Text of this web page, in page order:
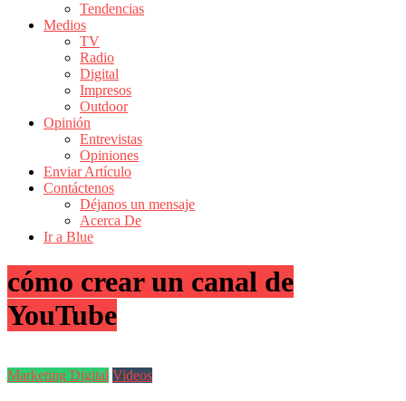
Actualidad
Mercadeo
Colombia
Revistas
Actualidad
Colombia
Revista
iBlue
Marketing
|
Magazine
Mercadeo
Tendencias
Medios
TV
Radio
Digital
Impresos
Outdoor
Opinión
Entrevistas
Opiniones
Enviar Artículo
Contáctenos
Déjanos un mensaje
Acerca De
Ir a Blue
cómo crear un canal de
YouTube
Marketing Digital Videos